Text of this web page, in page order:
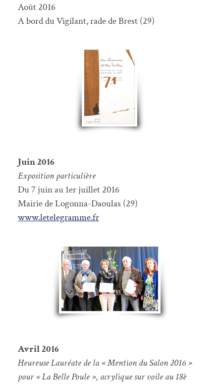
Août 2016
A bord du Vigilant, rade de Brest (29)
Juin 2016
Exposition particulière
Du 7 juin au 1er juillet 2016
Mairie de Logonna-Daoulas (29)
www.letelegramme.fr
Avril 2016
Heureuse Lauréate de la « Mention du Salon 2016 »
pour « La Belle Poule », acrylique sur voile au 18è